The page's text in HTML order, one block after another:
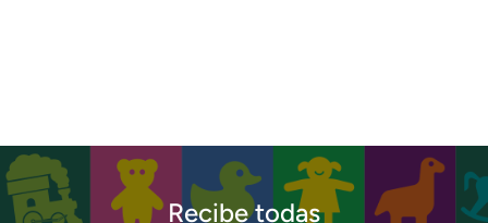
Recibe todas